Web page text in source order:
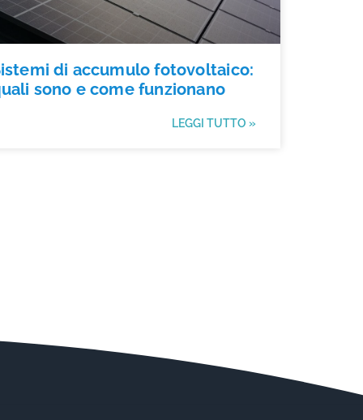
di accumulo fotovoltaico:
sono e come funzionano
LEGGI TUTTO »